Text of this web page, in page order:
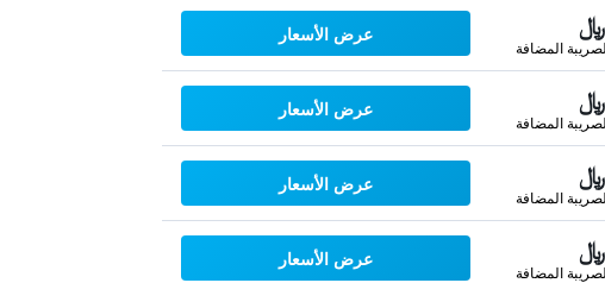
المضافة
عرض الأسعار
المضافة
عرض الأسعار
المضافة
عرض الأسعار
المضافة
عرض الأسعار